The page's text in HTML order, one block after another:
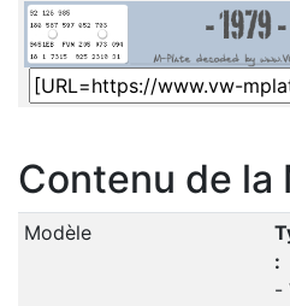
Contenu de la
Modèle
:
-